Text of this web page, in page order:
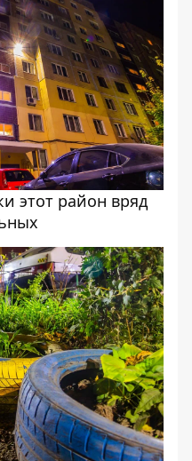
этот район вряд